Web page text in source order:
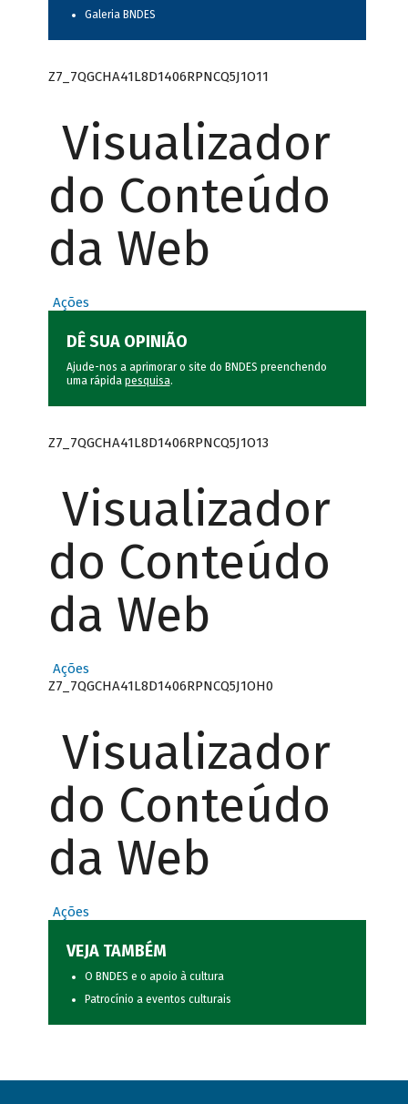
Galeria BNDES
Z7_7QGCHA41L8D1406RPNCQ5J1O11
Visualizador
do Conteúdo
da Web
Ações
DÊ SUA OPINIÃO
Ajude-nos a aprimorar o site do BNDES preenchendo
uma rápida pesquisa.
Z7_7QGCHA41L8D1406RPNCQ5J1O13
Visualizador
do Conteúdo
da Web
Ações
Z7_7QGCHA41L8D1406RPNCQ5J1OH0
Visualizador
do Conteúdo
da Web
Ações
VEJA TAMBÉM
O BNDES e o apoio à cultura
Patrocínio a eventos culturais